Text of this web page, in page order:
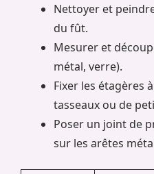
Nettoyer et
du fût.
Mesurer et
métal, verre).
Fixer les étagères
tasseaux ou de
Poser un joint de
sur les arêtes